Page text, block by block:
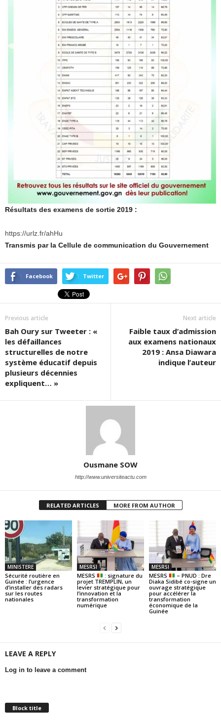
Résultats des examens de sortie 2019 :
https://urlz.fr/ahHu
Transmis par la Cellule de communication du Gouvernement
Facebook Twitter
Previous article
Bah Oury sur Tweeter : «
les défaillances
structurelles de notre
système éducatif depuis
plusieurs décennies
expliquent… »
Next article
Faible taux d’admission
aux examens nationaux
2019 : Ansa Diawara
indique l’auteur
Ousmane SOW
http://www.universiteactu.com
RELATED ARTICLES MORE FROM AUTHOR
MINISTERE
Sécurité routière en
Guinée : l’urgence
d’installer des radars
sur les routes
nationales
MESRSI
MESRS
: signature du
projet TREMPLIN, un
levier stratégique pour
l’innovation et la
transformation
numérique
MESRSI
MESRS
– PNUD : Dre
Diaka Sidibé co-signe un
ouvrage stratégique
pour accélérer la
transformation
économique de la
Guinée
LEAVE A REPLY
Log in to leave a comment
Block title